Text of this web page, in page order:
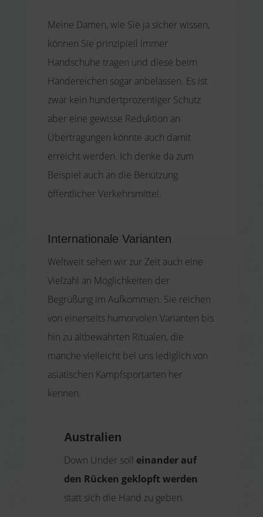
Meine Damen, wie Sie ja sicher wissen,
können Sie prinzipiell immer
Handschuhe tragen und diese beim
Händereichen sogar anbelassen. Es ist
zwar kein hundertprozentiger Schutz
aber eine gewisse Reduktion an
Übertragungen könnte auch damit
erreicht werden. Ich denke da zum
Beispiel auch an die Benützung
öffentlicher Verkehrsmittel.
Internationale Varianten
Weltweit sehen wir zur Zeit auch eine
Vielzahl an Möglichkeiten der
Begrüßung im Aufkommen. Sie reichen
von einerseits humorvolen Varianten bis
hin zu altbewährten Ritualen, die
manche vielleicht bei uns lediglich von
asiatischen Kampfsportarten her
kennen.
Australien
Down Under soll einander auf
den Rücken geklopft werden
statt sich die Hand zu geben.